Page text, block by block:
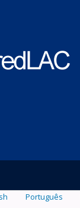
Português